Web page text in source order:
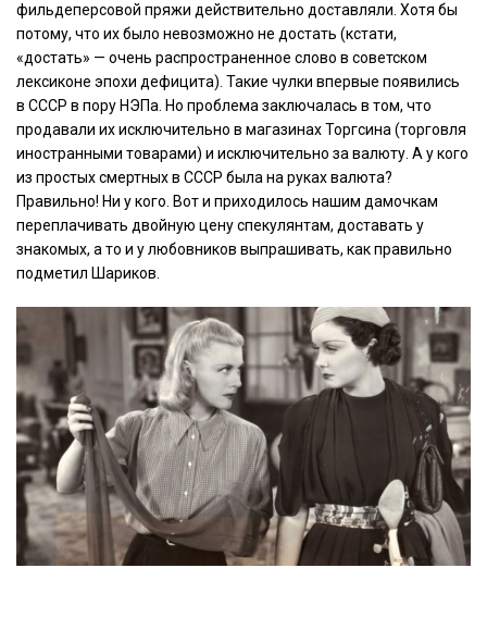
фильдеперсовой пряжи действительно доставляли. Хотя бы
потому, что их было невозможно не достать (кстати,
«достать» — очень распространенное слово в советском
лексиконе эпохи дефицита). Такие чулки впервые появились
в СССР в пору НЭПа. Но проблема заключалась в том, что
продавали ихисключительно в магазинах Торгсина (торговля
иностранными товарами) и исключительно за валюту. А у кого
из простых смертных в СССР была на руках валюта?
Правильно! Ни у кого. Вот и приходилось нашим дамочкам
переплачивать двойную цену спекулянтам, доставать у
знакомых, а то и у любовников выпрашивать, как правильно
подметил Шариков.